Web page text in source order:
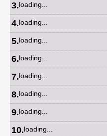
3.loading...
4.loading...
5.loading...
6.loading...
7.loading...
8.loading...
9.loading...
10.loading...